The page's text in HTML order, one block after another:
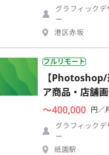
グラフィック
ー
港区赤坂
フルリモート
【
ア商品・店舗
〜400,000 円／
グラフィック
ー
祇園駅